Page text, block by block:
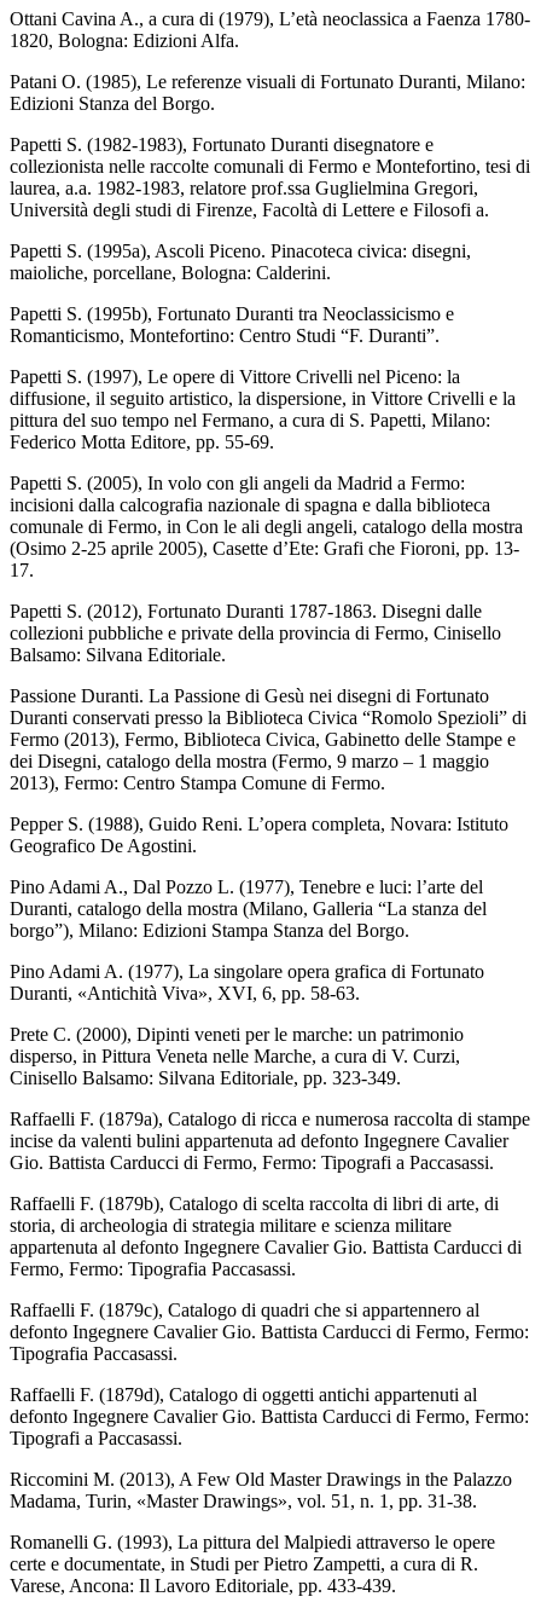
Ottani Cavina A., a cura di (1979), L’età neoclassica a Faenza 1780-
1820, Bologna: Edizioni Alfa.
Patani O. (1985), Le referenze visuali di Fortunato Duranti, Milano:
Edizioni Stanza del Borgo.
Papetti S. (1982-1983), Fortunato Duranti disegnatore e
collezionista nelle raccolte comunali di Fermo e Montefortino, tesi di
laurea, a.a. 1982-1983, relatore prof.ssa Guglielmina Gregori,
Università degli studi di Firenze, Facoltà di Lettere e Filosofi a.
Papetti S. (1995a), Ascoli Piceno. Pinacoteca civica: disegni,
maioliche, porcellane, Bologna: Calderini.
Papetti S. (1995b), Fortunato Duranti tra Neoclassicismo e
Romanticismo, Montefortino: Centro Studi “F. Duranti”.
Papetti S. (1997), Le opere di Vittore Crivelli nel Piceno: la
diffusione, il seguito artistico, la dispersione, in Vittore Crivelli e la
pittura del suo tempo nel Fermano, a cura di S. Papetti, Milano:
Federico Motta Editore, pp. 55-69.
Papetti S. (2005), In volo con gli angeli da Madrid a Fermo:
incisioni dalla calcografia nazionale di spagna e dalla biblioteca
comunale di Fermo, in Con le ali degli angeli, catalogo della mostra
(Osimo 2-25 aprile 2005), Casette d’Ete: Grafi che Fioroni, pp. 13-
17.
Papetti S. (2012), Fortunato Duranti 1787-1863. Disegni dalle
collezioni pubbliche e private della provincia di Fermo, Cinisello
Balsamo: Silvana Editoriale.
Passione Duranti. La Passione di Gesù nei disegni di Fortunato
Duranti conservati presso la Biblioteca Civica “Romolo Spezioli” di
Fermo (2013), Fermo, Biblioteca Civica, Gabinetto delle Stampe e
dei Disegni, catalogo della mostra (Fermo, 9 marzo – 1 maggio
2013), Fermo: Centro Stampa Comune di Fermo.
Pepper S. (1988), Guido Reni. L’opera completa, Novara: Istituto
Geografico De Agostini.
Pino Adami A., Dal Pozzo L. (1977), Tenebre e luci: l’arte del
Duranti, catalogo della mostra (Milano, Galleria “La stanza del
borgo”), Milano: Edizioni Stampa Stanza del Borgo.
Pino Adami A. (1977), La singolare opera grafica di Fortunato
Duranti, «Antichità Viva», XVI, 6, pp. 58-63.
Prete C. (2000), Dipinti veneti per le marche: un patrimonio
disperso, in Pittura Veneta nelle Marche, a cura di V. Curzi,
Cinisello Balsamo: Silvana Editoriale, pp. 323-349.
Raffaelli F. (1879a), Catalogo di ricca e numerosa raccolta di stampe
incise da valenti bulini appartenuta ad defonto Ingegnere Cavalier
Gio. Battista Carducci di Fermo, Fermo: Tipografi a Paccasassi.
Raffaelli F. (1879b), Catalogo di scelta raccolta di libri di arte, di
storia, di archeologia di strategia militare e scienza militare
appartenuta al defonto Ingegnere Cavalier Gio. Battista Carducci di
Fermo, Fermo: Tipografia Paccasassi.
Raffaelli F. (1879c), Catalogo di quadri che si appartennero al
defonto Ingegnere Cavalier Gio. Battista Carducci di Fermo, Fermo:
Tipografia Paccasassi.
Raffaelli F. (1879d), Catalogo di oggetti antichi appartenuti al
defonto Ingegnere Cavalier Gio. Battista Carducci di Fermo, Fermo:
Tipografi a Paccasassi.
Riccomini M. (2013), A Few Old Master Drawings in the Palazzo
Madama, Turin, «Master Drawings», vol. 51, n. 1, pp. 31-38.
Romanelli G. (1993), La pittura del Malpiedi attraverso le opere
certe e documentate, in Studi per Pietro Zampetti, a cura di R.
Varese, Ancona: Il Lavoro Editoriale, pp. 433-439.